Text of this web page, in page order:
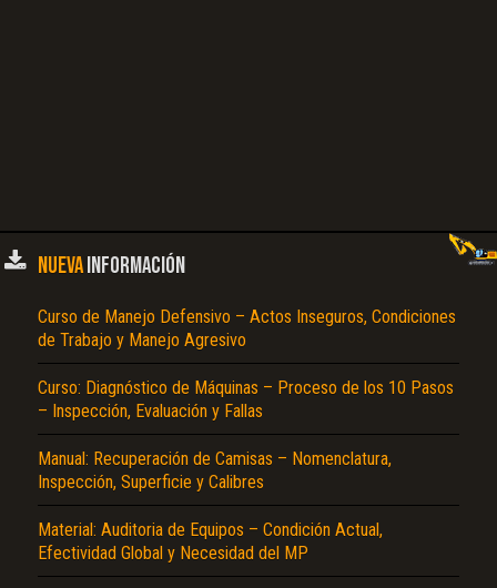
NUEVAINFORMACIÓN
Curso de Manejo Defensivo – Actos Inseguros, Condiciones
de Trabajo y Manejo Agresivo
Curso: Diagnóstico de Máquinas – Proceso de los 10 Pasos
– Inspección, Evaluación y Fallas
Manual: Recuperación de Camisas – Nomenclatura,
Inspección, Superficie y Calibres
Material: Auditoria de Equipos – Condición Actual,
Efectividad Global y Necesidad del MP